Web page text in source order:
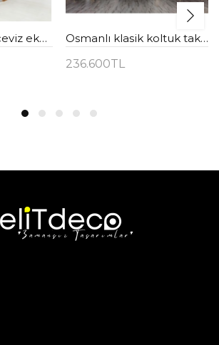
Avangard siyah ceviz ekbank
Osmanlı klasik koltuk takımı
236.600TL